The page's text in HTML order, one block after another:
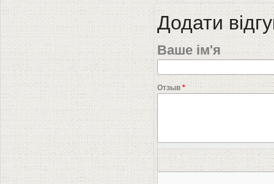
Додати
Ваше ім'я
Отзыв *